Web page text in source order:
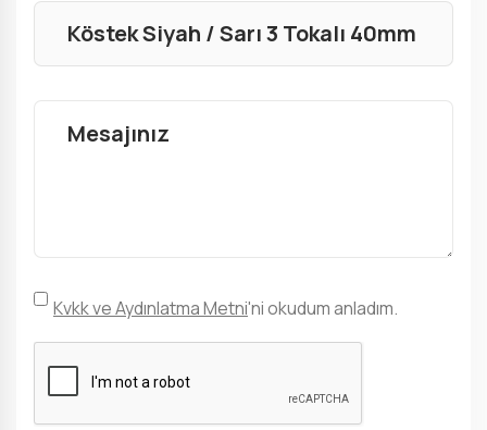
Kvkk ve Aydınlatma Metni'ni okudum anladım.